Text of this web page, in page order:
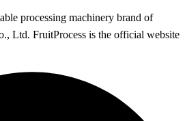
processing machinery brand of
Ltd. FruitProcess is the official website